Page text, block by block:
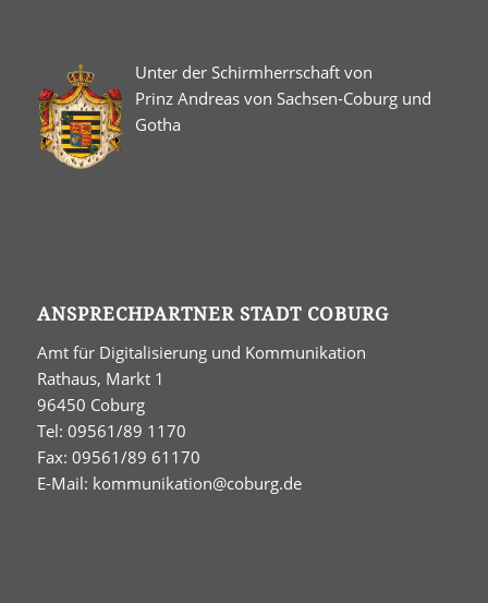
Unter der Schirmherrschaft von
Prinz Andreas von Sachsen-Coburg und
Gotha
ANSPRECHPARTNER STADT COBURG
Amt für Digitalisierung und Kommunikation
Rathaus, Markt 1
96450 Coburg
Tel: 09561/89 1170
Fax: 09561/89 61170
E-Mail: kommunikation@coburg.de